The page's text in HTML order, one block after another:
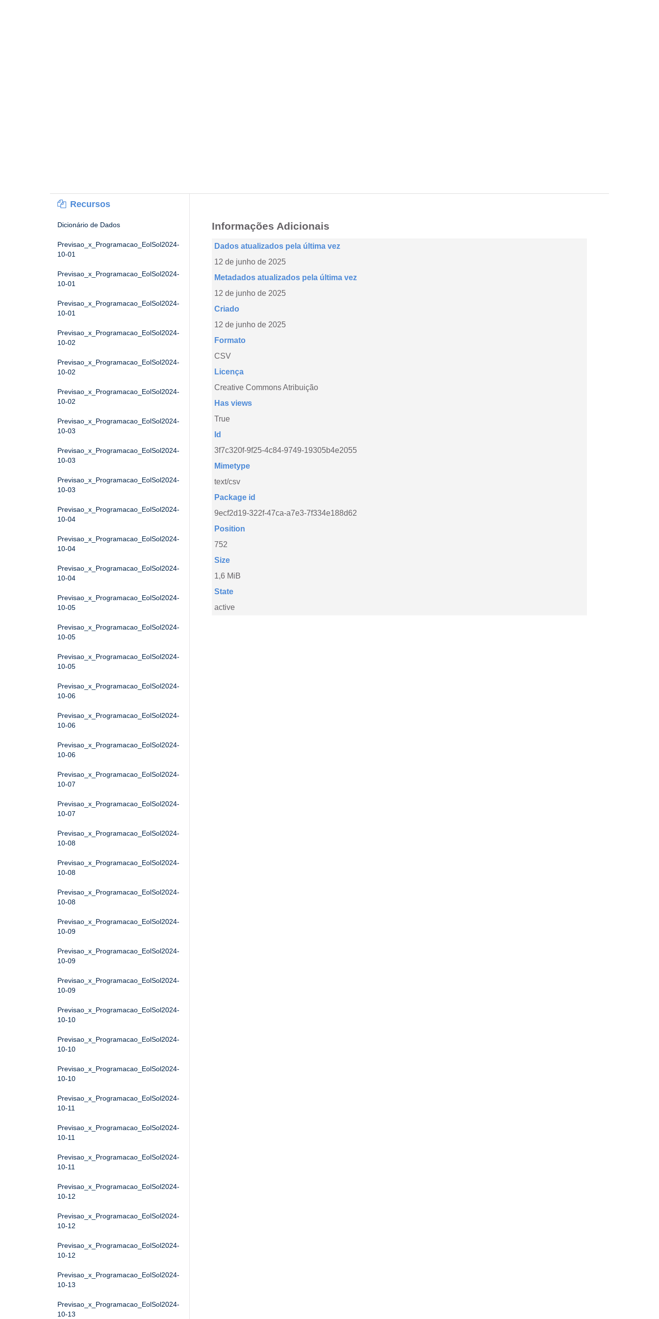
Recursos
Dicionário de Dados
Previsao_x_Programacao_EolSol2024-
10-01
Previsao_x_Programacao_EolSol2024-
10-01
Previsao_x_Programacao_EolSol2024-
10-01
Previsao_x_Programacao_EolSol2024-
10-02
Previsao_x_Programacao_EolSol2024-
10-02
Previsao_x_Programacao_EolSol2024-
10-02
Previsao_x_Programacao_EolSol2024-
10-03
Previsao_x_Programacao_EolSol2024-
10-03
Previsao_x_Programacao_EolSol2024-
10-03
Previsao_x_Programacao_EolSol2024-
10-04
Previsao_x_Programacao_EolSol2024-
10-04
Previsao_x_Programacao_EolSol2024-
10-04
Previsao_x_Programacao_EolSol2024-
10-05
Previsao_x_Programacao_EolSol2024-
10-05
Previsao_x_Programacao_EolSol2024-
10-05
Previsao_x_Programacao_EolSol2024-
10-06
Previsao_x_Programacao_EolSol2024-
10-06
Previsao_x_Programacao_EolSol2024-
10-06
Previsao_x_Programacao_EolSol2024-
10-07
Previsao_x_Programacao_EolSol2024-
10-07
Previsao_x_Programacao_EolSol2024-
10-08
Previsao_x_Programacao_EolSol2024-
10-08
Previsao_x_Programacao_EolSol2024-
10-08
Previsao_x_Programacao_EolSol2024-
10-09
Previsao_x_Programacao_EolSol2024-
10-09
Previsao_x_Programacao_EolSol2024-
10-09
Previsao_x_Programacao_EolSol2024-
10-10
Previsao_x_Programacao_EolSol2024-
10-10
Previsao_x_Programacao_EolSol2024-
10-10
Previsao_x_Programacao_EolSol2024-
10-11
Previsao_x_Programacao_EolSol2024-
10-11
Previsao_x_Programacao_EolSol2024-
10-11
Previsao_x_Programacao_EolSol2024-
10-12
Previsao_x_Programacao_EolSol2024-
10-12
Previsao_x_Programacao_EolSol2024-
10-12
Previsao_x_Programacao_EolSol2024-
10-13
Previsao_x_Programacao_EolSol2024-
10-13
Informações Adicionais
Dados atualizados pela última vez
12 de junho de 2025
Metadados atualizados pela última vez
12 de junho de 2025
Criado
12 de junho de 2025
Formato
CSV
Licença
Creative Commons Atribuição
Has views
True
Id
3f7c320f-9f25-4c84-9749-19305b4e2055
Mimetype
text/csv
Package id
9ecf2d19-322f-47ca-a7e3-7f334e188d62
Position
752
Size
1,6 MiB
State
active